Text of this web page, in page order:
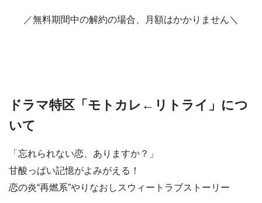
／無料期間中の解約の場合、月額はかかりません＼
ドラマ特区「モトカレ←リトライ」につ
いて
「忘れられない恋、ありますか？」
甘酸っぱい記憶がよみがえる！
恋の炎“再燃系”やりなおしスウィートラブストーリー